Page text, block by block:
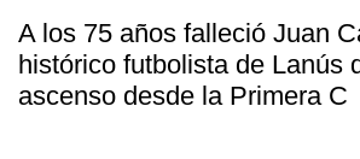
A los 75 años falleció Juan
histórico futbolista de Lanús
ascenso desde la Primera C